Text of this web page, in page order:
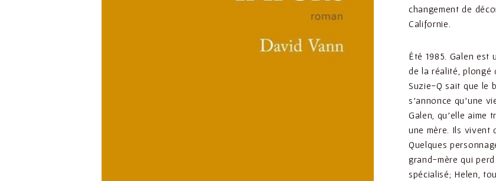
changement de
Californie.
Été 1985. Galen est
de la réalité, plongé
Suzie-Q sait que le
s’annonce qu’une
Galen, qu’elle aime
une mère. Ils vivent
Quelques
grand-mère qui
spécialisé; Helen,